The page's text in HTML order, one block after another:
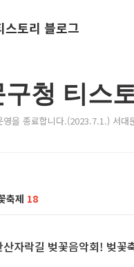
스토리 블로그
청 티스
영을 종료합니다.(2023.7.1.) 서대
축제 18
자락길 벚꽃음악회! 벚꽃